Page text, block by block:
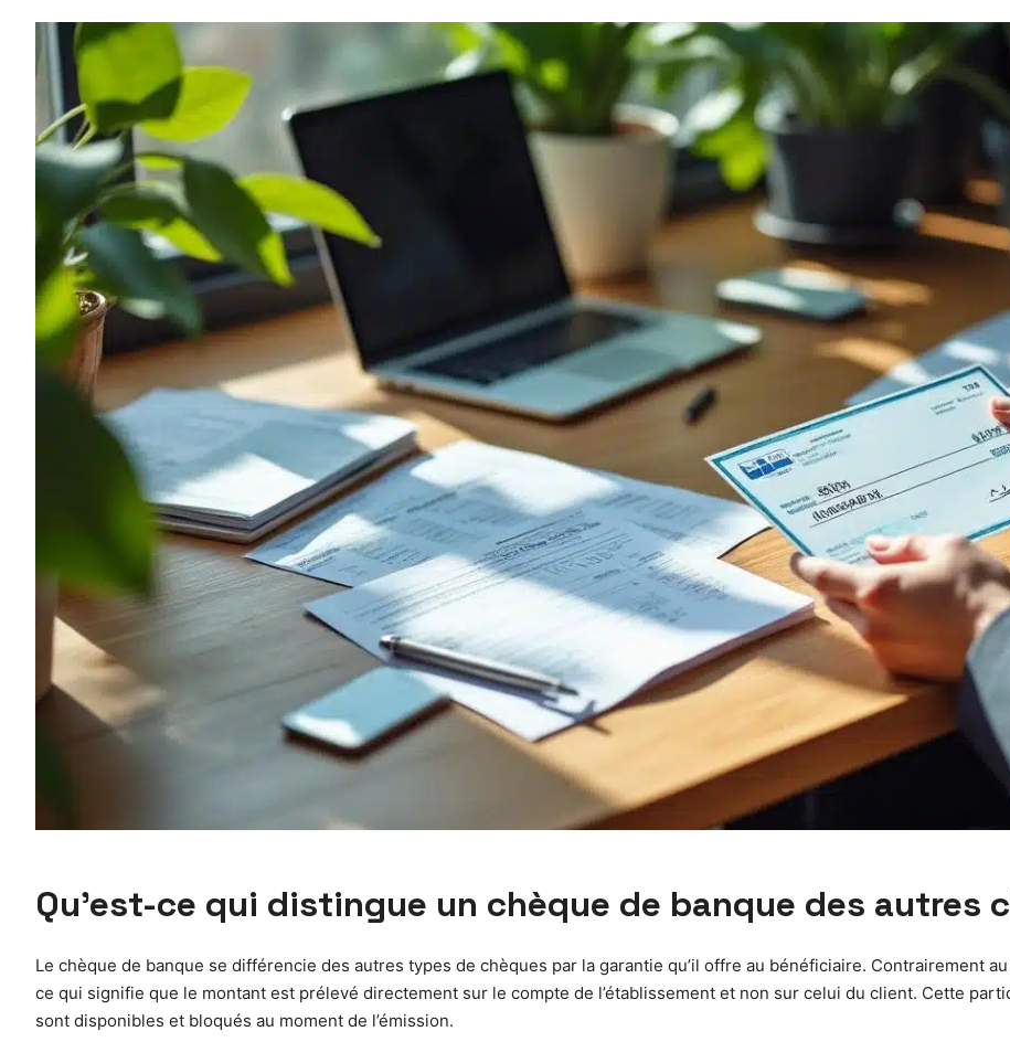
Qu’est-ce qui distingue un chèque de banque des autres
Le chèque de banque se différencie des autres types de chèques par la garantie qu’il offre au bénéficiaire. Contrairement
ce qui signifie que le montant est prélevé directement sur le compte de l’établissement et non sur celui du client. Cette
sont disponibles et bloqués au moment de l’émission.